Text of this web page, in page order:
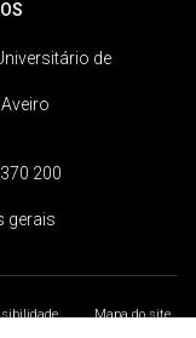
de
200
gerais
Mapa do site